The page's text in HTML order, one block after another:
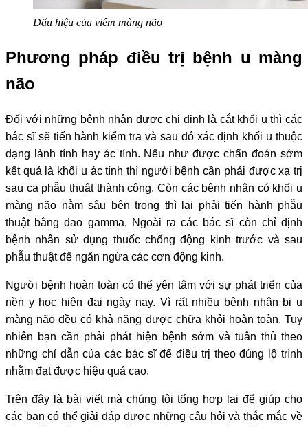
Dấu hiệu của viêm màng não
Phương pháp điều trị bệnh u màng
não
Đối với những bệnh nhân được chi định là cắt khối u thì các
bác sĩ sẽ tiến hành kiểm tra và sau đó xác định khối u thuộc
dạng lành tính hay ác tính. Nếu như được chẩn đoán sớm
kết quả là khối u ác tính thì người bệnh cần phải được xạ trị
sau ca phẫu thuật thành công. Còn các bệnh nhân có khối u
màng não nằm sâu bên trong thì lại phải tiến hành phẫu
thuật bằng dao gamma. Ngoài ra các bác sĩ còn chỉ định
bệnh nhân sử dụng thuốc chống động kinh trước và sau
phẫu thuật để ngăn ngừa các cơn động kinh.
Người bệnh hoàn toàn có thể yên tâm với sự phát triển của
nền y học hiện đại ngày nay. Vì rất nhiều bệnh nhân bị u
màng não đều có khả năng được chữa khỏi hoàn toàn. Tuy
nhiên bạn cần phải phát hiện bệnh sớm và tuân thủ theo
những chỉ dẫn của các bác sĩ để điều trị theo đúng lộ trình
nhằm đạt được hiệu quả cao.
Trên đây là bài viết mà chúng tôi tổng hợp lại để giúp cho
các bạn có thể giải đáp được những câu hỏi và thắc mắc về